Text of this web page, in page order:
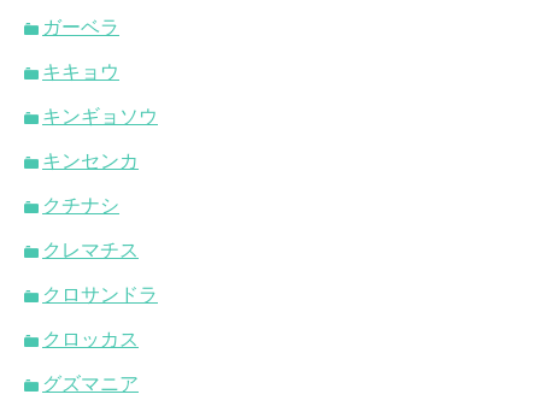
ガーベラ
キキョウ
キンギョソウ
キンセンカ
クチナシ
クレマチス
クロサンドラ
クロッカス
グズマニア